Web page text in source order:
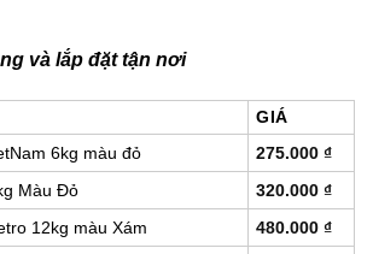
và lắp đặt tận nơi
GIÁ
6kg màu đỏ
275.000 ₫
Màu Đỏ
320.000 ₫
12kg màu Xám
480.000 ₫